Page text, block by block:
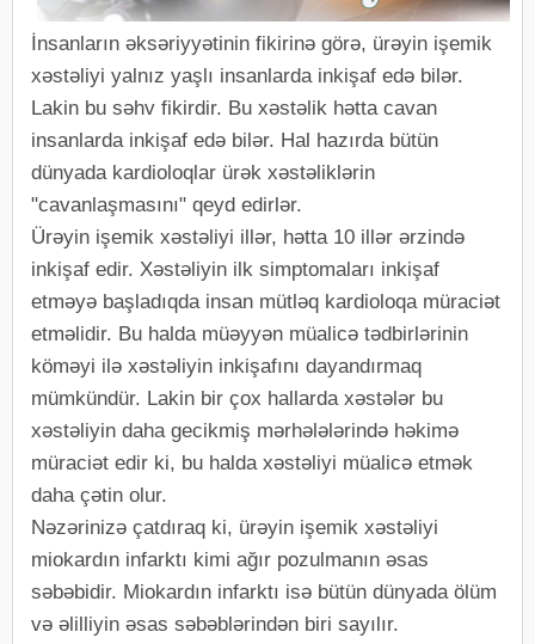
İnsanların əksəriyyətinin fikirinə görə, ürəyin işemik
xəstəliyi yalnız yaşlı insanlarda inkişaf edə bilər.
Lakin bu səhv fikirdir. Bu xəstəlik hətta cavan
insanlarda inkişaf edə bilər. Hal hazırda bütün
dünyada kardioloqlar ürək xəstəliklərin
"cavanlaşmasını" qeyd edirlər.
Ürəyin işemik xəstəliyi illər, hətta 10 illər ərzində
inkişaf edir. Xəstəliyin ilk simptomaları inkişaf
etməyə başladıqda insan mütləq kardioloqa müraciət
etməlidir. Bu halda müəyyən müalicə tədbirlərinin
köməyi ilə xəstəliyin inkişafını dayandırmaq
mümkündür. Lakin bir çox hallarda xəstələr bu
xəstəliyin daha gecikmiş mərhələlərində həkimə
müraciət edir ki, bu halda xəstəliyi müalicə etmək
daha çətin olur.
Nəzərinizə çatdıraq ki, ürəyin işemik xəstəliyi
miokardın infarktı kimi ağır pozulmanın əsas
səbəbidir. Miokardın infarktı isə bütün dünyada ölüm
və əlilliyin əsas səbəblərindən biri sayılır.